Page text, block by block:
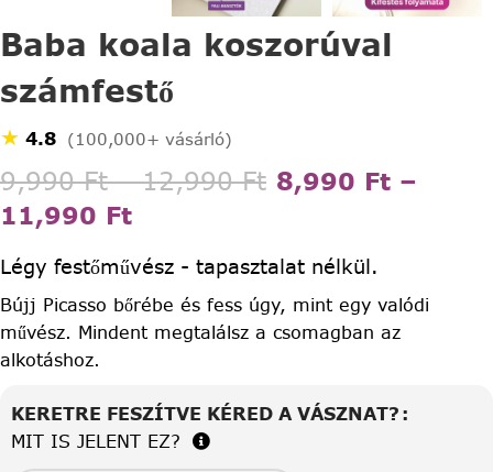
Baba koala koszorúval
számfestő
★ 4.8 (100,000+ vásárló)
9,990Ft – 12,990Ft 8,990 Ft –
11,990 Ft
Légy festőművész - tapasztalat nélkül.
Bújj Picasso bőrébe és fess úgy, mint egy valódi
művész. Mindent megtalálsz a csomagban az
alkotáshoz.
KERETRE FESZÍTVE KÉRED A VÁSZNAT?
MIT IS JELENT EZ?